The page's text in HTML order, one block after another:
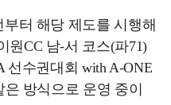
터 해당 제도를 시행해
원CC 남-서 코스(파71)
선수권대회 with A-ONE
방식으로 운영 중이